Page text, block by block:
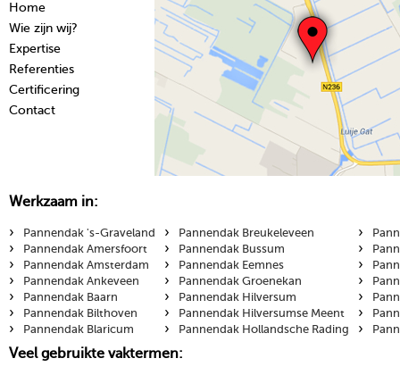
Home
Wie zijn wij?
Expertise
Referenties
Certificering
Contact
Werkzaam in:
›
Pannendak 's-Graveland
› Pannendak Amersfoort
› Pannendak Amsterdam
› Pannendak Ankeveen
› Pannendak Baarn
› Pannendak Bilthoven
› Pannendak Blaricum
› Pannendak Breukeleveen
› Pannendak Bussum
› Pannendak Eemnes
› Pannendak Groenekan
› Pannendak Hilversum
› Pannendak Hilversumse Meent
› Pannendak Hollandsche Rading
›
›
›
›
›
›
›
Veel gebruikte vaktermen: